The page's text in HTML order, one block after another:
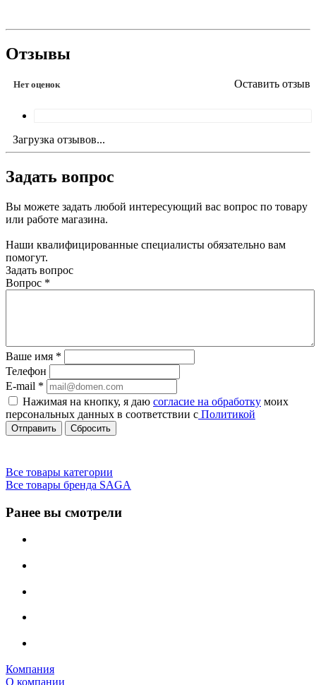
Отзывы
Нет оценок Оставить отзыв
Загрузка отзывов...
Задать вопрос
Вы можете задать любой интересующий вас вопрос по товару
или работе магазина.
Наши квалифицированные специалисты обязательно вам
помогут.
Задать вопрос
Вопрос *
Ваше имя *
Телефон
E-mail *
Нажимая на кнопку, я даю согласие на обработку моих
персональных данных в соответствии с Политикой
Сбросить
Все товары категории
Все товары бренда SAGA
Ранее вы смотрели
Компания
О компании